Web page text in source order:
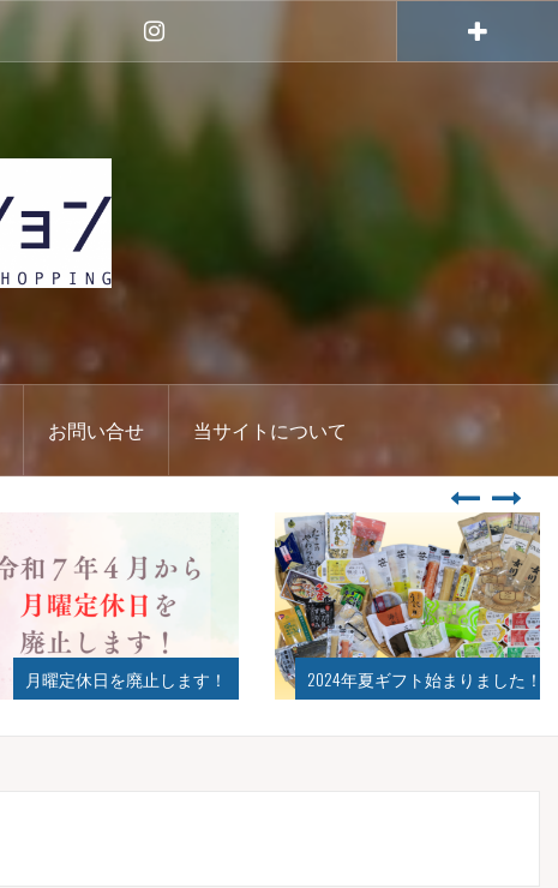
お問い合せ 当サイトについて
月曜定休日を廃止します！ 2024年夏ギフト始まりました！